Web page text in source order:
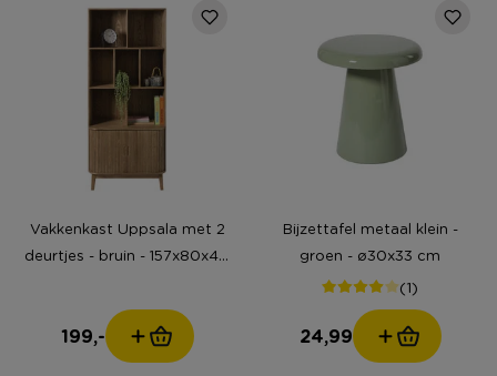
Vakkenkast Uppsala met 2
deurtjes - bruin - 157x80x40
199,-
Bijzettafel metaal klein -
groen - ø30x33 cm
(1)
24,99